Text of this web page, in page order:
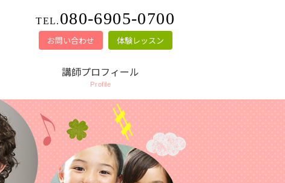
TEL. 080-6905-0700
お問い合わせ 体験レッスン
講師プロフィール
Profile